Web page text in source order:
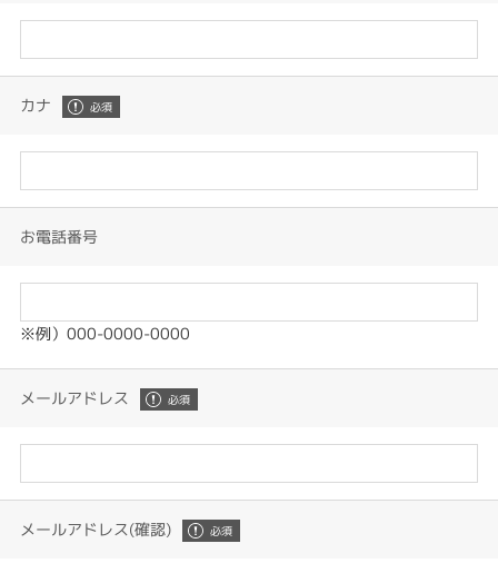
カナ
お電話番号
※例）000-0000-0000
メールアドレス
メールアドレス(確認)